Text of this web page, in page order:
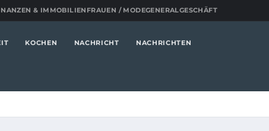
& IMMOBILIEN FRAUEN / MODEGENERALGESCHÄFT
KOCHEN NACHRICHT NACHRICHTEN